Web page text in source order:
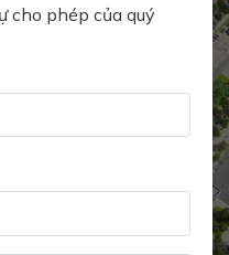
cho phép của quý